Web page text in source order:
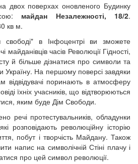
двох поверхах оновленого Будинку
майдан Незалежності, 18/2.
кв м.
свободі" в Інфоцентрі ви зможете
майданівців часів Революції Гідності,
й більше дізнатися про символи та
Україну. На першому поверсі завдяки
відвідувачі поринають в атмосферу
їхніх учасників, що відтворюються
яким буде Дім Свободи.
речі протестувальників, обладунки
розповідають революційну історію
побут і творчість Майдану. Також
напис на символічній Стіні плачу і
про цей символ революції.